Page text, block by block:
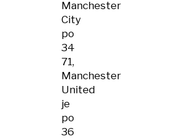
Manchester
City
po
34
71,
Manchester
United
je
po
36